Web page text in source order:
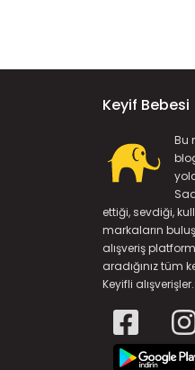
Keyif Bebesi
Bu
ettiği, sevdiği,
markaların
alışveriş
aradığınız tüm
Keyifli